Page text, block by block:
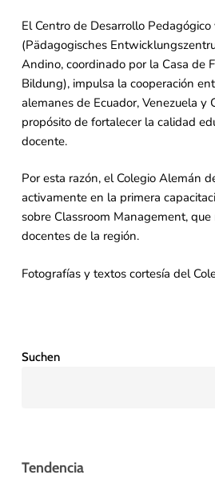
El Centro de Desarrollo
(Pädagogisches
Andino, coordinado por la Casa de
Bildung), impulsa la cooperación
alemanes de Ecuador, Venezuela y
propósito de fortalecer la calidad
docente.
Por esta razón, el Colegio Alemán
activamente en la primera
sobre Classroom Management,
docentes de la región.
Fotografías y textos cortesía del
Suchen
Tendencia